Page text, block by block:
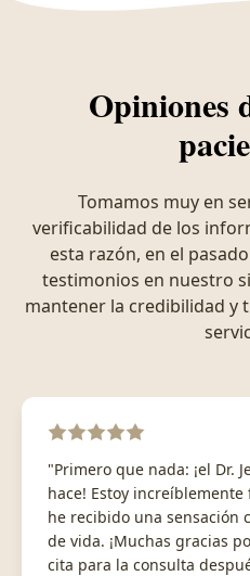
Opiniones
Tomamos muy en
verificabilidad de los
esta razón, en el
testimonios en nuestro
mantener la credibilidad y
"Primero que nada: ¡el Dr.
hace! Estoy
he recibido una sensación
de vida. ¡Muchas gracias
cita para la consulta